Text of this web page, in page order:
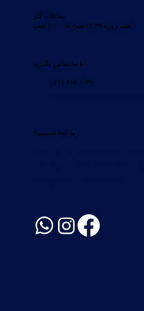
ساعات کار
همه روزه ۱۱:۴۵ صبح تا ۱۰:۰۰ شب
با ما تماس بگیرید
۰۲۱۶ ۲۶۶ ۶۰۳۶
ما کجا هستیم؟